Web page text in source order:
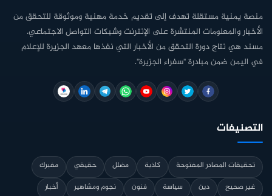
منصة يمنية مستقلة تهدف إلى تقديم خدمة مهنية وموثوقة للتحقق من
الأخبار والمعلومات المنتشرة على الإنترنت وشبكات التواصل الاجتماعي.
مسند هي نتاج دورة التحقق من الأخبار التي نفذها معهد الجزيرة للإعلام
في اليمن ضمن مبادرة "سفراء الجزيرة".
التصنيفات
تحقيقات المصادر المفتوحة كاذبة مضلل حقيقي
مفبرك
غير صحيح
دين سياسة فنون نجوم ومشاهير
أخبار